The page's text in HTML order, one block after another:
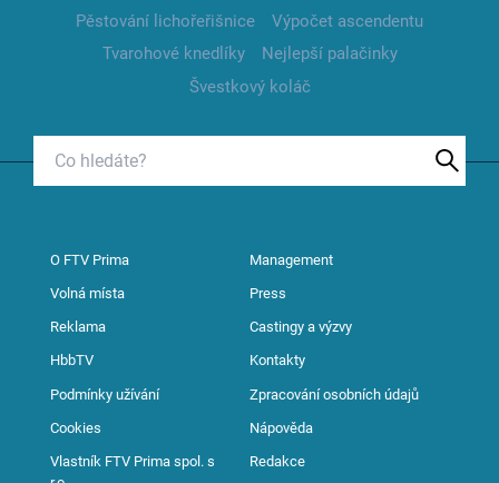
Pěstování lichořeřišnice
Výpočet ascendentu
Tvarohové knedlíky
Nejlepší palačinky
Švestkový koláč
O FTV Prima Management
Volná místa Press
Reklama Castingy a výzvy
HbbTV Kontakty
Podmínky užívání Zpracování osobních údajů
Cookies Nápověda
Vlastník FTV Prima spol. s
Redakce